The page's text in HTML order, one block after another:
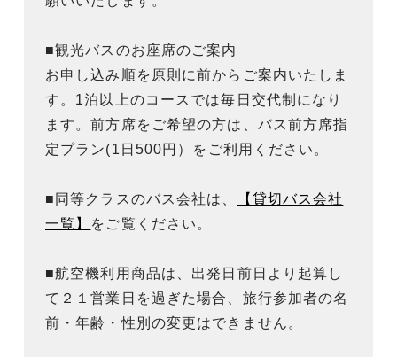
■観光バスのお座席のご案内
お申し込み順を原則に前からご案内いたしま
す。1泊以上のコースでは毎日交代制になり
ます。前方席をご希望の方は、バス前方席指
定プラン(1日500円）をご利用ください。
■同等クラスのバス会社は、
【貸切バス会社
一覧】 をご覧ください。
■航空機利用商品は、出発日前日より起算し
て２１営業日を過ぎた場合、旅行参加者の名
前・年齢・性別の変更はできません。